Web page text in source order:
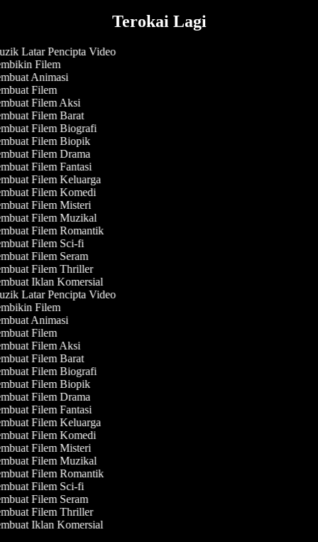
Terokai Lagi
Latar Pencipta Video
Filem
Animasi
Filem
Filem Aksi
Filem Barat
Filem Biografi
Filem Biopik
Filem Drama
Filem Fantasi
Filem Keluarga
Filem Komedi
Filem Misteri
Filem Muzikal
Filem Romantik
Filem Sci-fi
Filem Seram
Filem Thriller
Iklan Komersial
Latar Pencipta Video
Filem
Animasi
Filem
Filem Aksi
Filem Barat
Filem Biografi
Filem Biopik
Filem Drama
Filem Fantasi
Filem Keluarga
Filem Komedi
Filem Misteri
Filem Muzikal
Filem Romantik
Filem Sci-fi
Filem Seram
Filem Thriller
Iklan Komersial